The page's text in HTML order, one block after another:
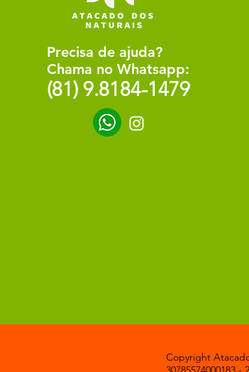
Precisa de ajuda?
Chama no Whatsapp:
(81) 9.8184-1479
Copyright